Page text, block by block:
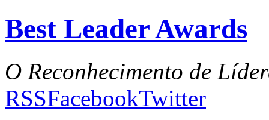
Best Leader Awards
O Reconhecimento de
RSSFacebookTwitter